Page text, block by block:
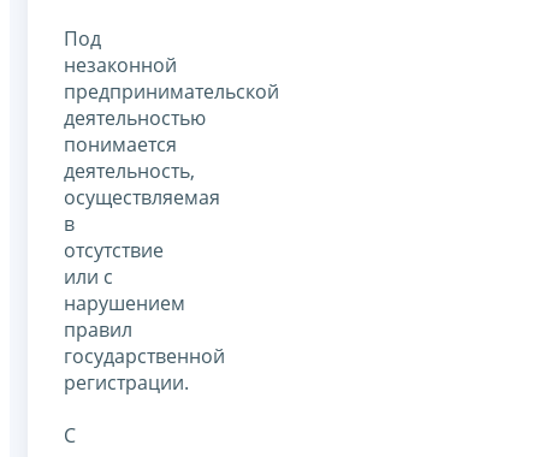
Под
незаконной
предпринимательской
деятельностью
понимается
деятельность,
осуществляемая
в
отсутствие
или с
нарушением
правил
государственной
регистрации.
С